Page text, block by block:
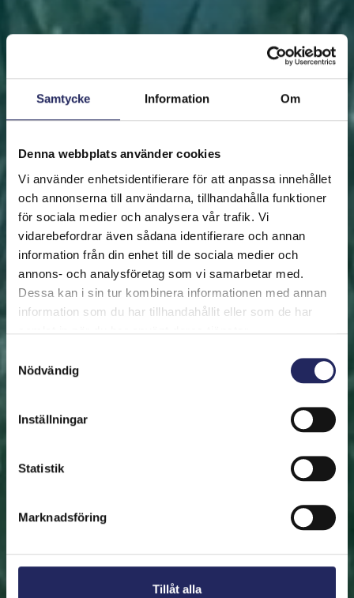
Samtycke Information Om
Denna webbplats använder cookies
Vi använder enhetsidentifierare för att anpassa innehållet
och annonserna till användarna, tillhandahålla funktioner
för sociala medier och analysera vår trafik. Vi
vidarebefordrar även sådana identifierare och annan
information från din enhet till de sociala medier och
annons- och analysföretag som vi samarbetar med.
Dessa kan i sin tur kombinera informationen med annan
information som du har tillhandahållit eller som de har
Nödvändig
Inställningar
Statistik
Marknadsföring
Tillåt alla
FRAMSIDAN HJÄLP ÖSTERSJÖN RÄDDA EN BIT
Rädda en bit
Hjälp oss att rädda Östersjön. Du kan också ge den
räddade biten som en present. En bit av Östersjön är